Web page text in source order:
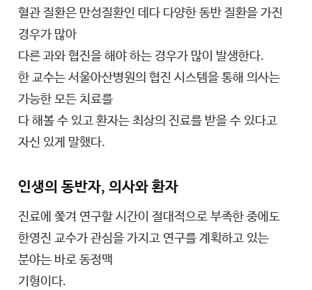
혈관 질환은 만성질환인 데다 다양한 동반 질환을 가진
경우가 많아
다른 과와 협진을 해야 하는 경우가 많이 발생한다.
한 교수는 서울아산병원의 협진 시스템을 통해 의사는
가능한 모든 치료를
다 해볼 수 있고 환자는 최상의 진료를 받을 수 있다고
자신 있게 말했다.
인생의 동반자, 의사와 환자
진료에 쫓겨 연구할 시간이 절대적으로 부족한 중에도
한영진 교수가 관심을 가지고 연구를 계획하고 있는
분야는 바로 동정맥
기형이다.